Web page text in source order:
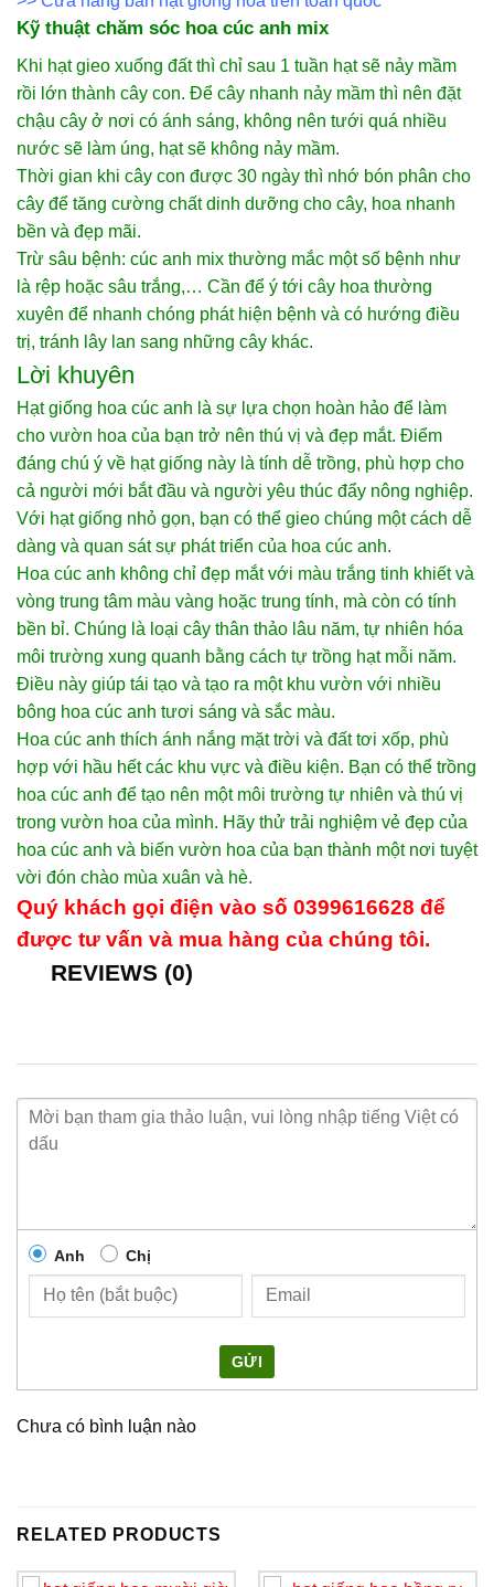
Kỹ thuật chăm sóc hoa cúc anh mix
Khi hạt gieo xuống đất thì chỉ sau 1 tuần hạt sẽ nảy mầm
rồi lớn thành cây con. Để cây nhanh nảy mầm thì nên đặt
chậu cây ở nơi có ánh sáng, không nên tưới quá nhiều
nước sẽ làm úng, hạt sẽ không nảy mầm.
Thời gian khi cây con được 30 ngày thì nhớ bón phân cho
cây để tăng cường chất dinh dưỡng cho cây, hoa nhanh
bền và đẹp mãi.
Trừ sâu bệnh: cúc anh mix thường mắc một số bệnh như
là rệp hoặc sâu trắng,… Cần để ý tới cây hoa thường
xuyên để nhanh chóng phát hiện bệnh và có hướng điều
trị, tránh lây lan sang những cây khác.
Lời khuyên
Hạt giống hoa cúc anh là sự lựa chọn hoàn hảo để làm
cho vườn hoa của bạn trở nên thú vị và đẹp mắt. Điểm
đáng chú ý về hạt giống này là tính dễ trồng, phù hợp cho
cả người mới bắt đầu và người yêu thúc đẩy nông nghiệp.
Với hạt giống nhỏ gọn, bạn có thể gieo chúng một cách dễ
dàng và quan sát sự phát triển của hoa cúc anh.
Hoa cúc anh không chỉ đẹp mắt với màu trắng tinh khiết và
vòng trung tâm màu vàng hoặc trung tính, mà còn có tính
bền bỉ. Chúng là loại cây thân thảo lâu năm, tự nhiên hóa
môi trường xung quanh bằng cách tự trồng hạt mỗi năm.
Điều này giúp tái tạo và tạo ra một khu vườn với nhiều
bông hoa cúc anh tươi sáng và sắc màu.
Hoa cúc anh thích ánh nắng mặt trời và đất tơi xốp, phù
hợp với hầu hết các khu vực và điều kiện. Bạn có thể trồng
hoa cúc anh để tạo nên một môi trường tự nhiên và thú vị
trong vườn hoa của mình. Hãy thử trải nghiệm vẻ đẹp của
hoa cúc anh và biến vườn hoa của bạn thành một nơi tuyệt
vời đón chào mùa xuân và hè.
Quý khách gọi điện vào số 0399616628 để
được tư vấn và mua hàng của chúng tôi.
REVIEWS (0)
Anh Chị
GỬI
Chưa có bình luận nào
RELATED PRODUCTS